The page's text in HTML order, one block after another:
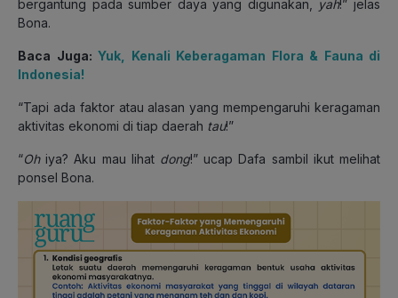
bergantung pada sumber daya yang digunakan, yah!” jelas
Bona.
Baca Juga: Yuk, Kenali Keberagaman Flora & Fauna di
Indonesia!
“Tapi ada faktor atau alasan yang mempengaruhi keragaman
aktivitas ekonomi di tiap daerah tau!”
“Ohiya? Aku mau lihat dong!” ucap Dafa sambil ikut melihat
ponsel Bona.